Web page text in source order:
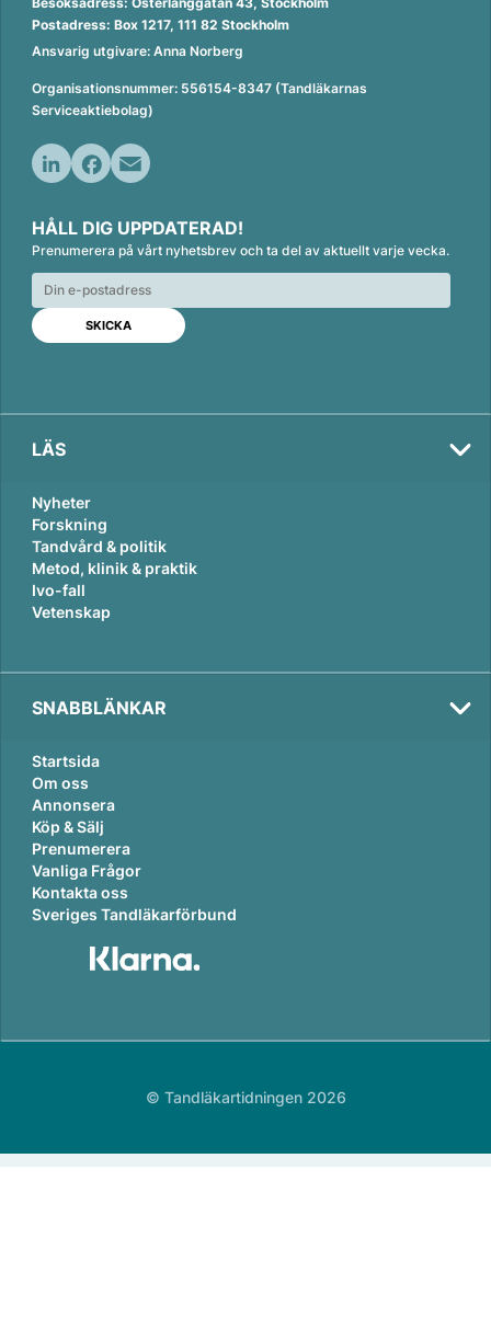
Postadress: Box 1217, 111 82 Stockholm
Ansvarig utgivare: Anna Norberg
Organisationsnummer: 556154-8347 (Tandläkarnas
Serviceaktiebolag)
n
k
e
d
n
c
e
b
o
o
k
a
i
l
HÅLL DIG UPPDATERAD!
Prenumerera på vårt nyhetsbrev och ta del av aktuellt varje vecka.
LÄS
Nyheter
Forskning
Tandvård & politik
Metod, klinik & praktik
Ivo-fall
Vetenskap
SNABBLÄNKAR
Startsida
Om oss
Annonsera
Köp & Sälj
Prenumerera
Vanliga Frågor
Kontakta oss
Sveriges Tandläkarförbund
© Tandläkartidningen 2026